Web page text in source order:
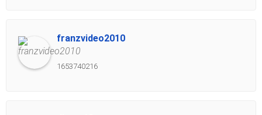
franzvideo2010
1653740216